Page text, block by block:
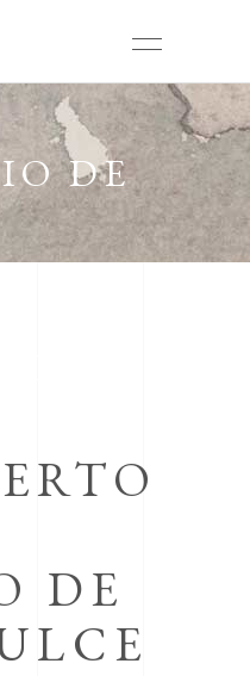
DE
DE